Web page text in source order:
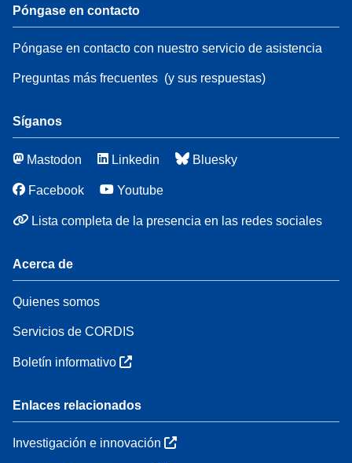
Póngase en contacto
Póngase en contacto con nuestro servicio de asistencia
Preguntas más frecuentes (y sus respuestas)
Síganos
Mastodon Linkedin Bluesky
Facebook Youtube
Lista completa de la presencia en las redes sociales
Acerca de
Quienes somos
Servicios de CORDIS
Boletín informativo
Enlaces relacionados
Investigación e innovación